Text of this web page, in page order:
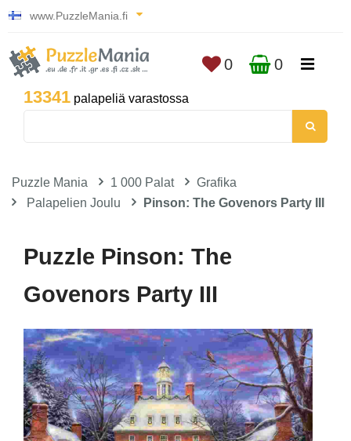
www.PuzzleMania.fi
13341 palapeliä varastossa
0 0
Puzzle Mania 1 000 Palat
Grafika
Palapelien Joulu
Pinson: The Govenors Party III
Puzzle Pinson: The
Govenors Party III